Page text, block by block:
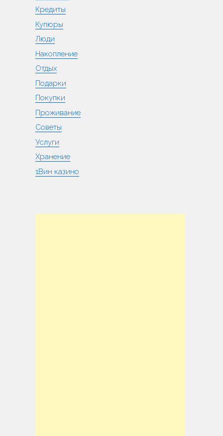
Кредиты
Купюры
Люди
Накопление
Отдых
Подарки
Покупки
Проживание
Советы
Услуги
Хранение
1Вин казино